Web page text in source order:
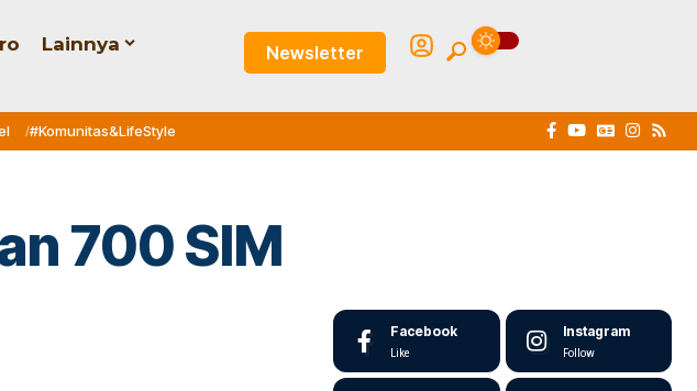
Lainnya Newsletter
#Komunitas&LifeStyle
700 SIM
Facebook
Like
Instagram
Follow